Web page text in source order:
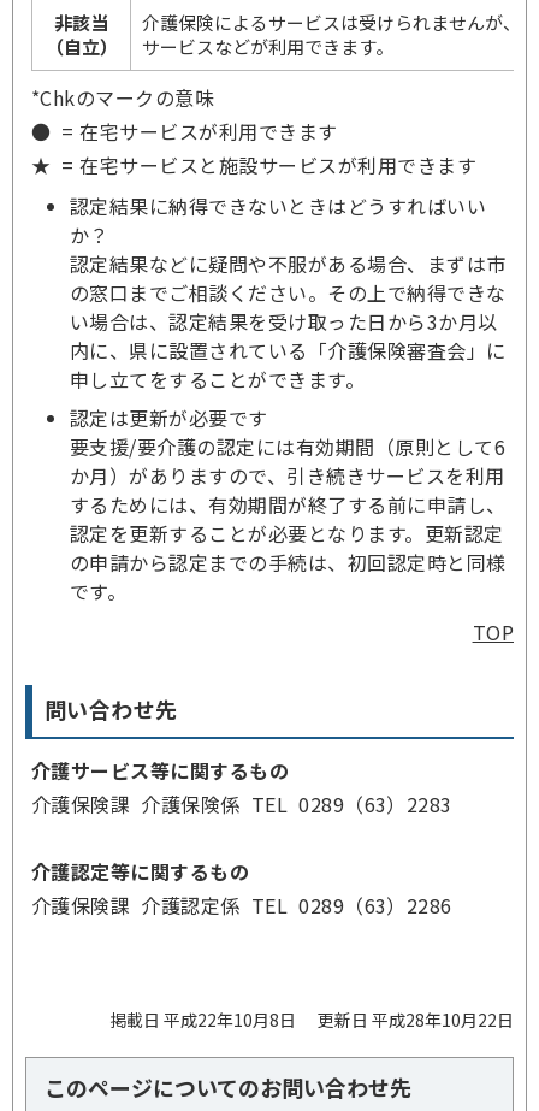
非該当
（自立）
介護保険によるサービスは受けられませんが、
サービスなどが利用できます。
*Chkのマークの意味
● = 在宅サービスが利用できます
★ = 在宅サービスと施設サービスが利用できます
認定結果に納得できないときはどうすればいい
か？
認定結果などに疑問や不服がある場合、まずは市
の窓口までご相談ください。その上で納得できな
い場合は、認定結果を受け取った日から3か月以
内に、県に設置されている「介護保険審査会」に
申し立てをすることができます。
認定は更新が必要です
要支援/要介護の認定には有効期間（原則として6
か月）がありますので、引き続きサービスを利用
するためには、有効期間が終了する前に申請し、
認定を更新することが必要となります。更新認定
の申請から認定までの手続は、初回認定時と同様
です。
TOP
問い合わせ先
介護サービス等に関するもの
介護保険課 介護保険係 TEL 0289（63）2283
介護認定等に関するもの
介護保険課 介護認定係 TEL 0289（63）2286
掲載日 平成22年10月8日 更新日 平成28年10月22日
このページについてのお問い合わせ先